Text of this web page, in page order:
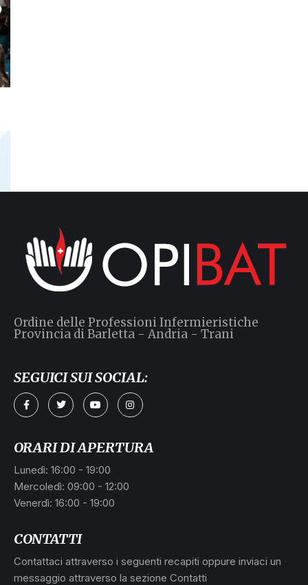
CONTATTI
Contattaci attraverso i seguenti recapiti oppure inviaci un
messaggio attraverso la sezione Contatti
ORARI DI APERTURA
Lunedì: 16:00 - 19:00
Mercoledì: 09:00 - 12:00
Venerdì: 16:00 - 19:00
Ordine delle Professioni Infermieristiche
Provincia di Barletta - Andria - Trani
SEGUICI SUI SOCIAL: